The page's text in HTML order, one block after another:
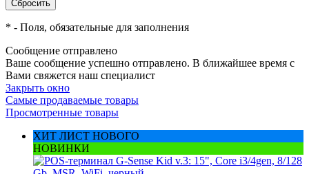
* - Поля, обязательные для заполнения
Сообщение отправлено
Ваше сообщение успешно отправлено. В ближайшее время с
Вами свяжется наш специалист
Закрыть окно
Самые продаваемые товары
Просмотренные товары
ХИТ ЛИСТ НОВОГО
НОВИНКИ